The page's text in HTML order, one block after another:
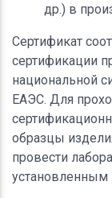
др.) в
Сертификат
сертификации
национальной
ЕАЭС. Для
образцы
провести
установленным